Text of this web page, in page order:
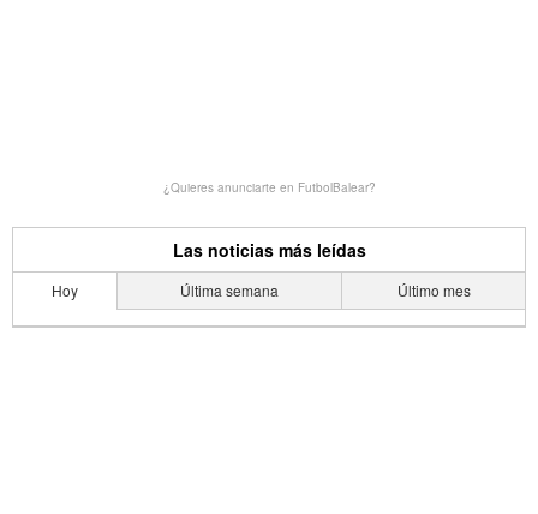
¿Quieres anunciarte en FutbolBalear?
Las noticias más leídas
Hoy Última semana Último mes